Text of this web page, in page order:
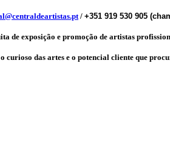
/ +351 919 530 905
de exposição e promoção de artistas
curioso das artes e o potencial cliente que